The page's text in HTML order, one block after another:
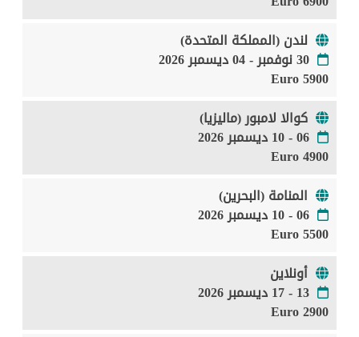
لندن (المملكة المتحدة)
30 نوفمبر - 04 ديسمبر 2026
5900 Euro
كوالا لامبور (ماليزيا)
06 - 10 ديسمبر 2026
4900 Euro
المنامة (البحرين)
06 - 10 ديسمبر 2026
5500 Euro
أونلاين
13 - 17 ديسمبر 2026
2900 Euro